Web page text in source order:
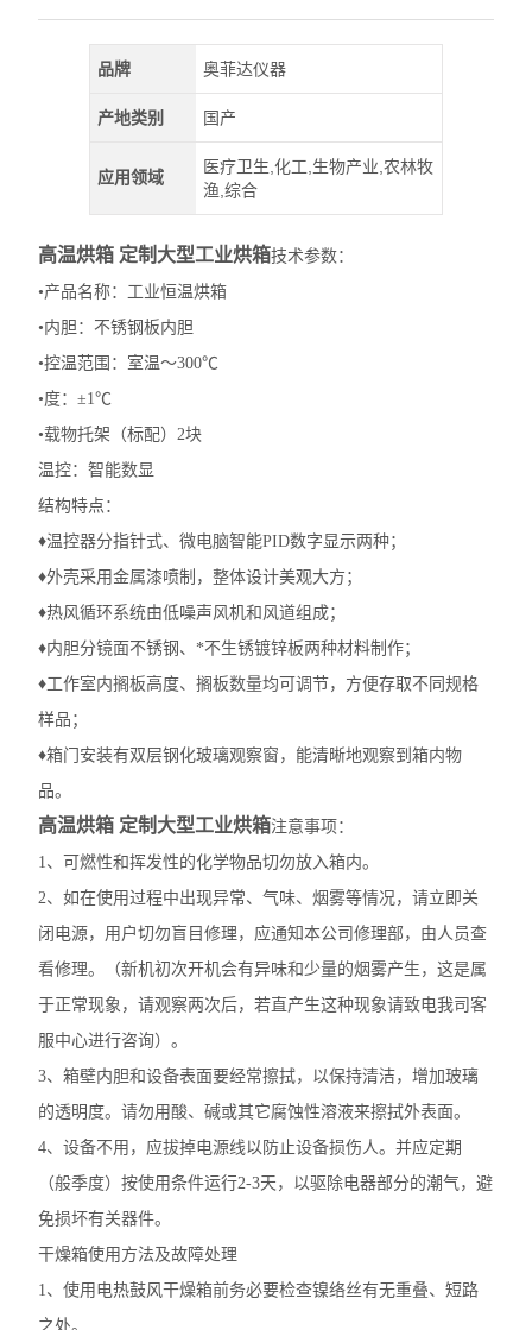
品牌 奥菲达仪器
产地类别 国产
应用领域
医疗卫生,化工,生物产业,农林牧
渔,综合
高温烘箱 定制大型工业烘箱技术参数：
•产品名称：工业恒温烘箱
•内胆：不锈钢板内胆
•控温范围：室温～300℃
•度：±1℃
•载物托架（标配）2块
温控：智能数显
结构特点：
♦温控器分指针式、微电脑智能PID数字显示两种；
♦外壳采用金属漆喷制，整体设计美观大方；
♦热风循环系统由低噪声风机和风道组成；
♦内胆分镜面不锈钢、*不生锈镀锌板两种材料制作；
♦工作室内搁板高度、搁板数量均可调节，方便存取不同规格
样品；
♦箱门安装有双层钢化玻璃观察窗，能清晰地观察到箱内物
品。
高温烘箱 定制大型工业烘箱注意事项：
1、可燃性和挥发性的化学物品切勿放入箱内。
2、如在使用过程中出现异常、气味、烟雾等情况，请立即关
闭电源，用户切勿盲目修理，应通知本公司修理部，由人员查
看修理。（新机初次开机会有异味和少量的烟雾产生，这是属
于正常现象，请观察两次后，若直产生这种现象请致电我司客
服中心进行咨询）。
3、箱壁内胆和设备表面要经常擦拭，以保持清洁，增加玻璃
的透明度。请勿用酸、碱或其它腐蚀性溶液来擦拭外表面。
4、设备不用，应拔掉电源线以防止设备损伤人。并应定期
（般季度）按使用条件运行2-3天，以驱除电器部分的潮气，避
免损坏有关器件。
干燥箱使用方法及故障处理
1、使用电热鼓风干燥箱前务必要检查镍络丝有无重叠、短路
之处。